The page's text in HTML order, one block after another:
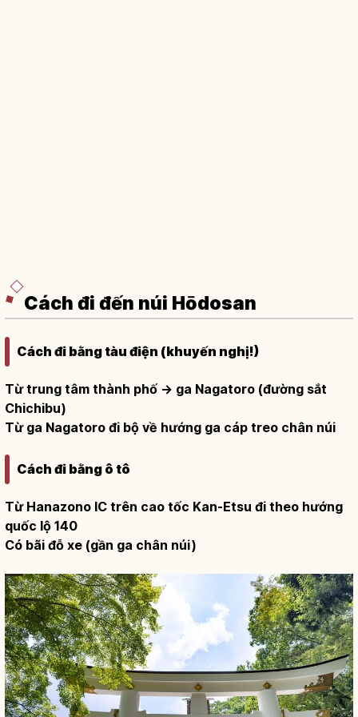
Cách đi đến núi Hōdosan
Cách đi bằng tàu điện (khuyến nghị!)
Từ trung tâm thành phố → ga Nagatoro (đường sắt
Chichibu)
Từ ga Nagatoro đi bộ về hướng ga cáp treo chân núi
Cách đi bằng ô tô
Từ Hanazono IC trên cao tốc Kan-Etsu đi theo hướng
quốc lộ 140
Có bãi đỗ xe (gần ga chân núi)